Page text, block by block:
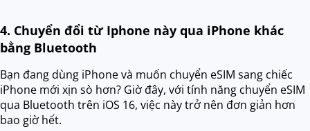
4. Chuyển đổi từ Iphone này qua iPhone khác
bằng Bluetooth
Bạn đang dùng iPhone và muốn chuyển eSIM sang chiếc
iPhone mới xịn sò hơn? Giờ đây, với tính năng chuyển eSIM
qua Bluetooth trên iOS 16, việc này trở nên đơn giản hơn
bao giờ hết.